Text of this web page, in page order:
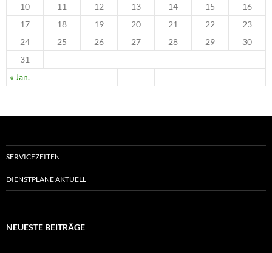
« Jan.
10
11 12 13 14 15
16
17
18 19 20 21 22
23
24
25 26 27 28 29
30
31
SERVICEZEITEN
DIENSTPLÄNE AKTUELL
NEUESTE BEITRÄGE